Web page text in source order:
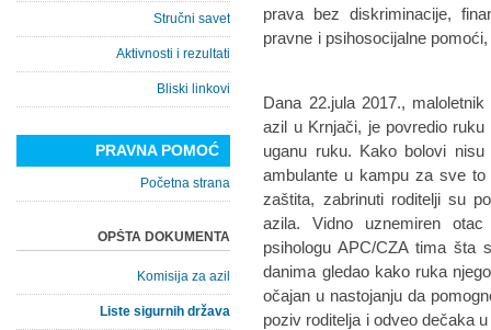
prava bez diskriminacije,
pravne i psihosocijalne
Dana 22.jula 2017.,
azil u Krnjači, je povredio
uganu ruku. Kako bolovi
ambulante u kampu za sve
zaštita, zabrinuti roditelji su
azila. Vidno uznemiren
psihologu APC/CZA tima
danima gledao kako ruka
očajan u nastojanju da
poziv roditelja i odveo dečaka
Stručni savet
Aktivnosti i rezultati
Bliski linkovi
PRAVNA POMOĆ
Početna strana
OPŠTA DOKUMENTA
Komisija za azil
Liste sigurnih država